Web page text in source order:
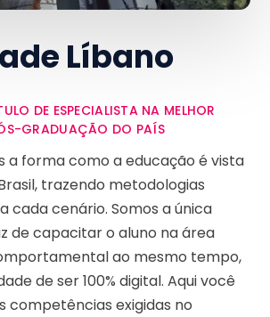
Líbano
DE ESPECIALISTA NA MELHOR
GRADUAÇÃO DO PAÍS
a forma como a educação é vista
trazendo metodologias
cada cenário. Somos a única
de capacitar o aluno na área
ao mesmo tempo,
de ser 100% digital. Aqui você
competências exigidas no